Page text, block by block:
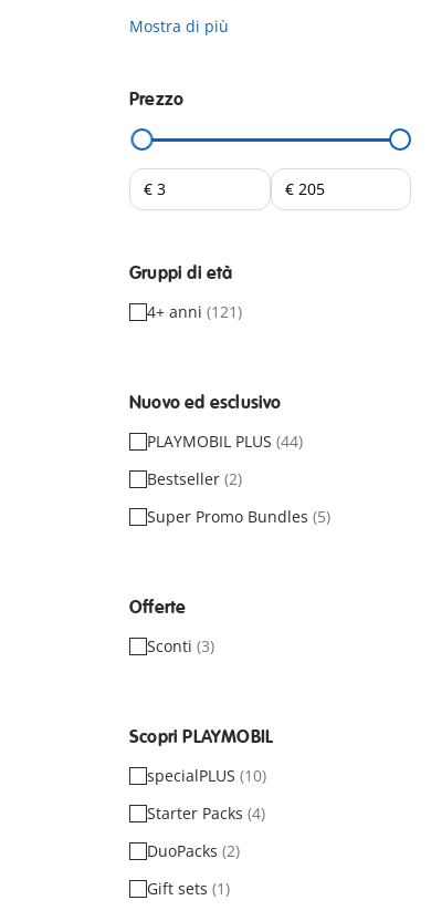
Mostra di più
Prezzo
Gruppi di età
4+ anni (121)
Nuovo ed esclusivo
PLAYMOBIL PLUS (44)
Bestseller (2)
Super Promo Bundles (5)
Offerte
Sconti (3)
Scopri PLAYMOBIL
specialPLUS (10)
Starter Packs (4)
DuoPacks (2)
Gift sets (1)